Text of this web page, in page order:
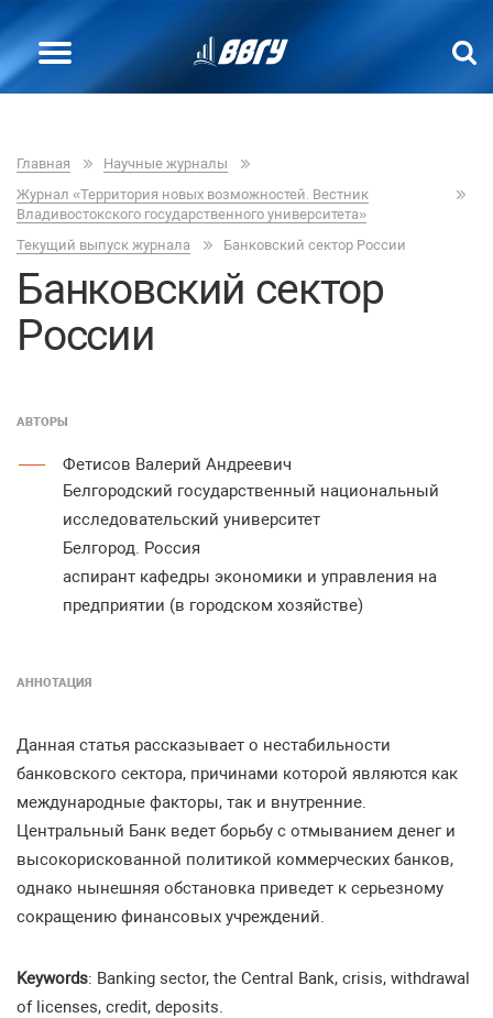
Главная
Научные журналы
Журнал «Территория новых возможностей. Вестник
Владивостокского государственного университета»
Текущий выпуск журнала
Банковский сектор России
Банковский сектор
России
АВТОРЫ
Фетисов Валерий Андреевич
Белгородский государственный национальный
исследовательский университет
Белгород. Россия
аспирант кафедры экономики и управления на
предприятии (в городском хозяйстве)
АННОТАЦИЯ
Данная статья рассказывает о нестабильности
банковского сектора, причинами которой являются как
международные факторы, так и внутренние.
Центральный Банк ведет борьбу с отмыванием денег и
высокорискованной политикой коммерческих банков,
однако нынешняя обстановка приведет к серьезному
сокращению финансовых учреждений.
Keywords: Banking sector, the Central Bank, crisis, withdrawal
of licenses, credit, deposits.